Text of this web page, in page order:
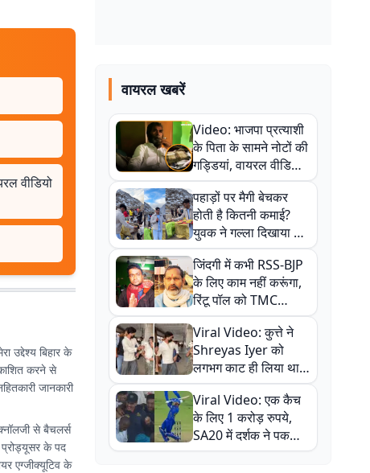
वीडियो
उद्देश्य बिहार के
करने से
जानकारी
से बैचलर्स
के पद
एग्जीक्यूटिव के
वायरल खबरें
Video: भाजपा प्रत्याशी
के पिता के सामने नोटों की
गड्डियां, वायरल वीडियो
से राजनीति में उबाल,
अजित महतो बोले- TMC
की गंदी चाल
पहाड़ों पर मैगी बेचकर
होती है कितनी कमाई?
युवक ने गल्ला दिखाया तो
नौकरी वालों के खड़े हो गए
कान
जिंदगी में कभी RSS-BJP
के लिए काम नहीं करूंगा,
रिंटू पॉल को TMC
ऑफिस में ले जाकर पीटा,
Video वायरल
Viral Video: कुत्ते ने
Shreyas Iyer को
लगभग काट ही लिया था,
न्यूजीलैंड सीरीज से पहले
बाल-बाल बचे
Viral Video: एक कैच
के लिए 1 करोड़ रुपये,
SA20 में दर्शक ने पकड़ा
एक हाथ से गजब का कैच